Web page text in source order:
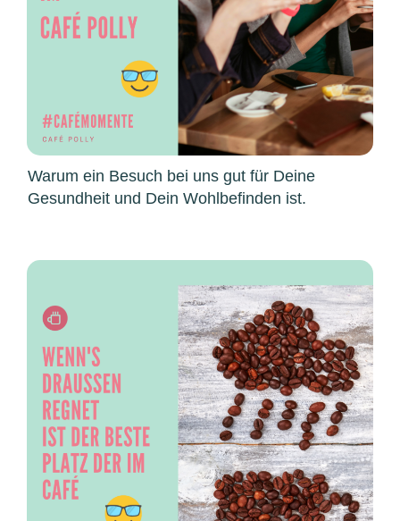
Warum ein Besuch bei uns gut für Deine
Gesundheit und Dein Wohlbefinden ist.